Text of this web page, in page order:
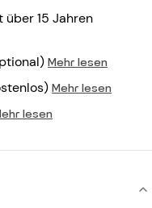
15 Jahren
Mehr lesen
Mehr lesen
lesen